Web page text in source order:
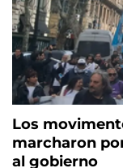
Los
marcharon
al gobierno